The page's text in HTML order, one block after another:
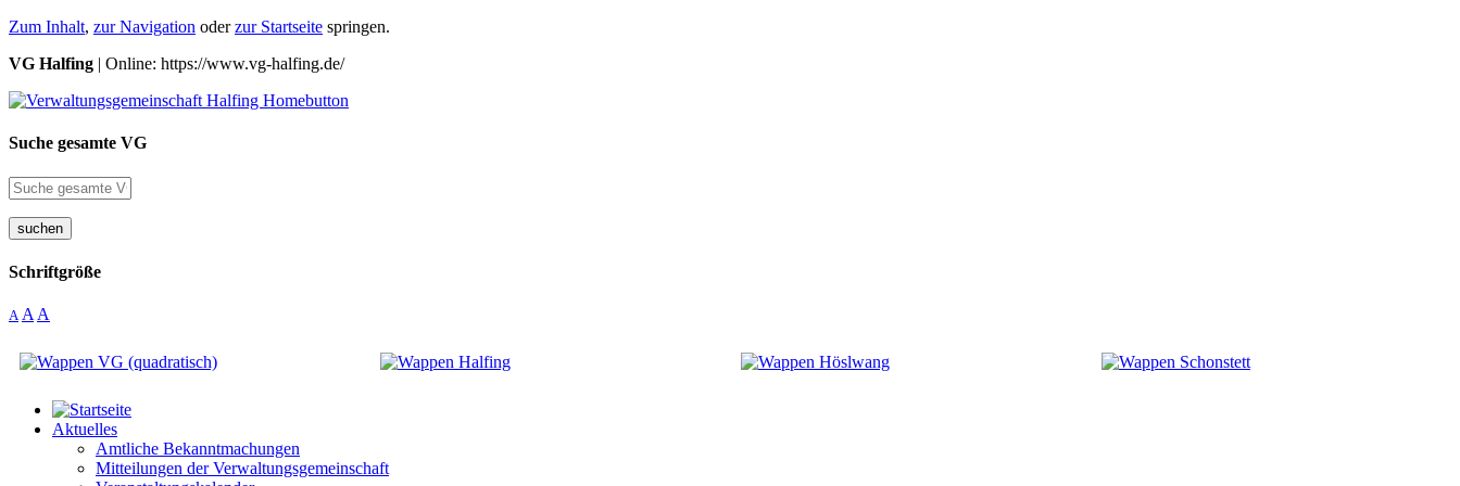
Zum Inhalt, zur Navigation oderzur Startseite springen.
VG Halfing | Online: https://www.vg-halfing.de/
Suche gesamte VG
suchen
Schriftgröße
A A A
Aktuelles
Amtliche Bekanntmachungen
Mitteilungen der Verwaltungsgemeinschaft